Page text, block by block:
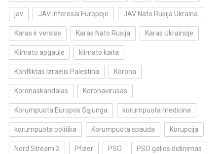
jav JAV interesai Europoje JAV Nato Rusija Ukraina
Karas ir verslas Karas Nato Rusija Karas Ukrainoje
Klimato apgaulė klimato kaita
Konfliktas Izraelis Palestina Korona
Koronaskandalas Koronavirusas
Korumpuota Europos Sąjunga korumpuota medicina
korumpuota politika Korumpuota spauda Korupcija
Nord Stream 2 Pfizer PSO PSO galios didinimas